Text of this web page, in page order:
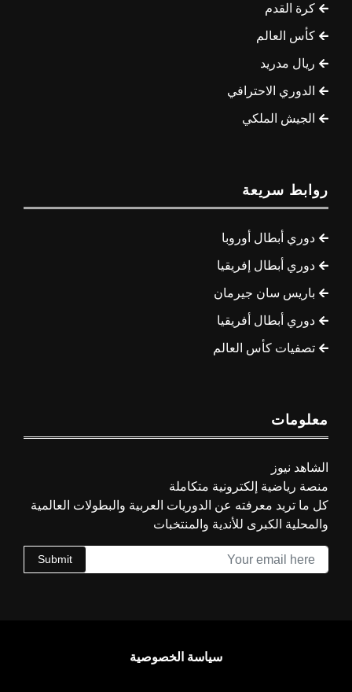
كرة القدم
كأس العالم
ريال مدريد
الدوري الاحترافي
الجيش الملكي
روابط سريعة
دوري أبطال أوروبا
دوري أبطال إفريقيا
باريس سان جيرمان
دوري أبطال أفريقيا
تصفيات كأس العالم
معلومات
الشاهد نيوز
منصة رياضية إلكترونية متكاملة
كل ما تريد معرفته عن الدوريات العربية والبطولات العالمية
والمحلية الكبرى للأندية والمنتخبات
Submit
سياسة الخصوصية